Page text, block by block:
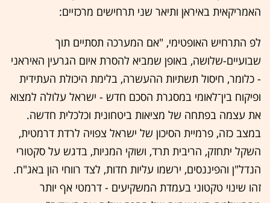
האמריקאית באיראן ותיאר שני תרחישים מרכזיים:
לפ התרחיש האופטימי, "אם המערכה תסתיים תוך
שבועיים-שלושה, באופן שמביא להסרת איום הגרעין האיראני
- כלומר, חיסול תשתיות ההעשרה, בלימת היכולת העתידית
ופיקוח בין־לאומי במסגרת הסכם חדש - ישראל עלולה למצוא
את עצמה בפתחה של מציאות ביטחונית וכלכלית חדשה.
במצב כזה, פרמיית הסיכון של ישראל צפויה לרדת דרמטית,
השקל יתחזק, הריבית תרד, ושוקי המניות, בדגש על סקטורי
הנדל"ן והפיננסים, ירשמו עליות חדות, לצד רווחי הון באג"ח.
זהו שינוי טקטוני בעמדת המשקיעים - דרמטי אף יותר